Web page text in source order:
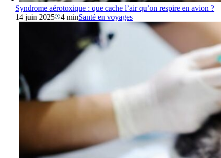
Syndrome aérotoxique : que cache l’air qu’on respire en avion ?
14 juin 2025
4 minSanté en voyages